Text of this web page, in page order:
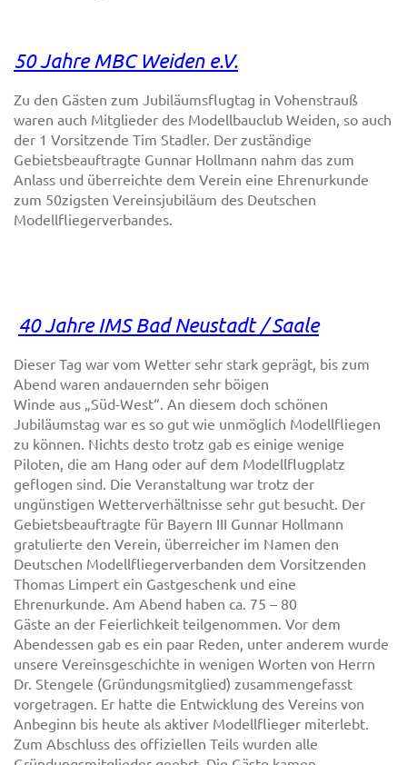
50 Jahre MBC Weiden e.V.
Zu den Gästen zum Jubiläumsflugtag in Vohenstrauß
waren auch Mitglieder des Modellbauclub Weiden, so auch
der 1 Vorsitzende Tim Stadler. Der zuständige
Gebietsbeauftragte Gunnar Hollmann nahm das zum
Anlass und überreichte dem Verein eine Ehrenurkunde
zum 50zigsten Vereinsjubiläum des Deutschen
Modellfliegerverbandes.
40 Jahre IMS Bad Neustadt / Saale
Dieser Tag war vom Wetter sehr stark geprägt, bis zum
Abend waren andauernden sehr böigen
Winde aus „Süd-West“. An diesem doch schönen
Jubiläumstag war es so gut wie unmöglich Modellfliegen
zu können. Nichts desto trotz gab es einige wenige
Piloten, die am Hang oder auf dem Modellflugplatz
geflogen sind. Die Veranstaltung war trotz der
ungünstigen Wetterverhältnisse sehr gut besucht. Der
Gebietsbeauftragte für Bayern III Gunnar Hollmann
gratulierte den Verein, überreicher im Namen den
Deutschen Modellfliegerverbanden dem Vorsitzenden
Thomas Limpert ein Gastgeschenk und eine
Ehrenurkunde. Am Abend haben ca. 75 – 80
Gäste an der Feierlichkeit teilgenommen. Vor dem
Abendessen gab es ein paar Reden, unter anderem wurde
unsere Vereinsgeschichte in wenigen Worten von Herrn
Dr. Stengele (Gründungsmitglied) zusammengefasst
vorgetragen. Er hatte die Entwicklung des Vereins von
Anbeginn bis heute als aktiver Modellflieger miterlebt.
Zum Abschluss des offiziellen Teils wurden alle